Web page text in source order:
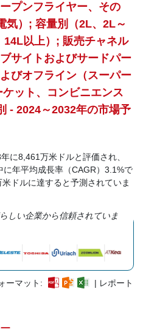
プンフライヤー、その
気）; 容量別（2L、2L～
以上）; 販売チャネル
サイトおよびサードパー
びオフライン（スーパー
ット、コンビニエンス
- 2024～2032年の市場予
に8,461万米ドルと評価され、
年平均成長率（CAGR）3.1%で
ドルに達すると予測されていま
しい企業から信頼されていま
ーマット:
| レポート